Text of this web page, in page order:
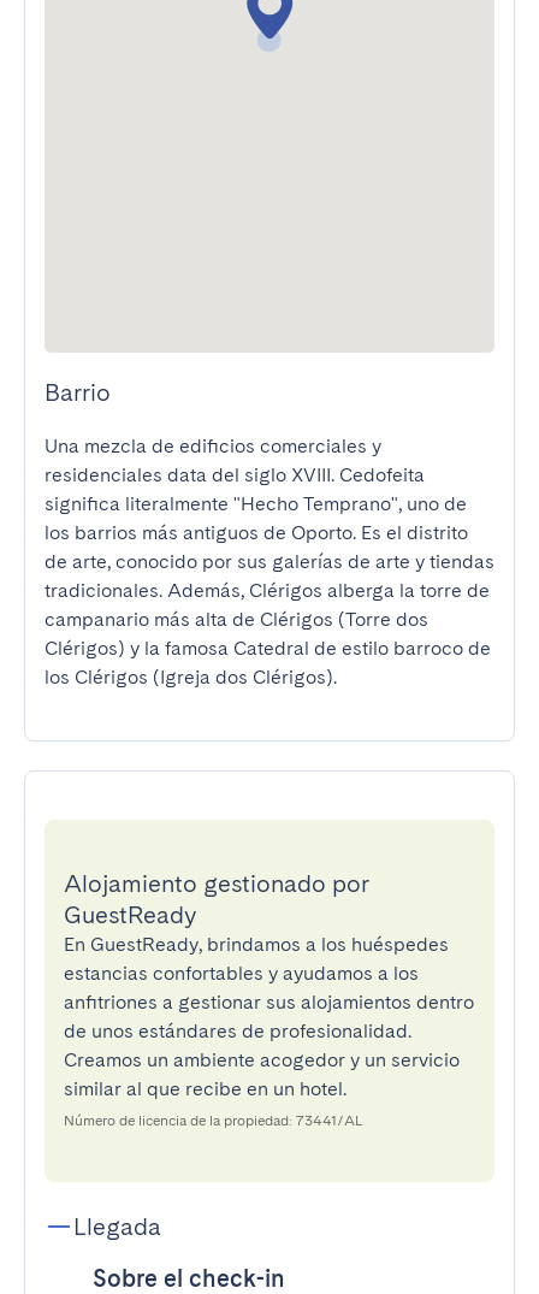
Barrio
Una mezcla de edificios comerciales y
residenciales data del siglo XVIII. Cedofeita
significa literalmente "Hecho Temprano", uno de
los barrios más antiguos de Oporto. Es el distrito
de arte, conocido por sus galerías de arte y tiendas
tradicionales. Además, Clérigos alberga la torre de
campanario más alta de Clérigos (Torre dos
Clérigos) y la famosa Catedral de estilo barroco de
los Clérigos (Igreja dos Clérigos).
Alojamiento gestionado por
GuestReady
En GuestReady, brindamos a los huéspedes
estancias confortables y ayudamos a los
anfitriones a gestionar sus alojamientos dentro
de unos estándares de profesionalidad.
Creamos un ambiente acogedor y un servicio
similar al que recibe en un hotel.
Número de licencia de la propiedad: 73441/AL
Llegada
Sobre el check-in